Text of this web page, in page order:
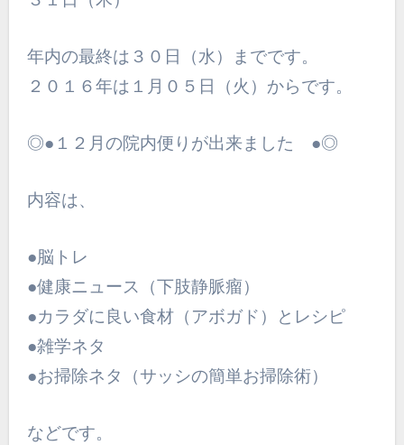
年内の最終は３０日（水）までです。
２０１６年は１月０５日（火）からです。
◎●１２月の院内便りが出来ました ●◎
内容は、
●脳トレ
●健康ニュース（下肢静脈瘤）
●カラダに良い食材（アボガド）とレシピ
●雑学ネタ
●お掃除ネタ（サッシの簡単お掃除術）
などです。